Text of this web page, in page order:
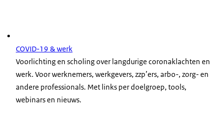
COVID-19 & werk
Voorlichting en scholing over langdurige coronaklachten en
werk. Voor werknemers, werkgevers, zzp’ers, arbo-, zorg- en
andere professionals. Met links per doelgroep, tools,
webinars en nieuws.